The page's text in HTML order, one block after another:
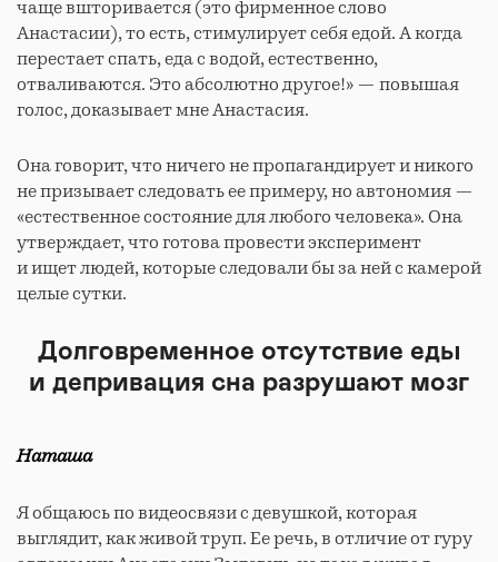
чаще вшторивается (это фирменное слово
Анастасии), то есть, стимулирует себя едой. А когда
перестает спать, еда с водой, естественно,
отваливаются. Это абсолютно другое!» — повышая
голос, доказывает мне Анастасия.
Она говорит, что ничего не пропагандирует и никого
не призывает следовать ее примеру, но автономия —
«естественное состояние для любого человека». Она
утверждает, что готова провести эксперимент
и ищет людей, которые следовали бы за ней с камерой
целые сутки.
Долговременное отсутствие еды
и депривация сна разрушают мозг
Наташа
Я общаюсь по видеосвязи с девушкой, которая
выглядит, как живой труп. Ее речь, в отличие от гуру